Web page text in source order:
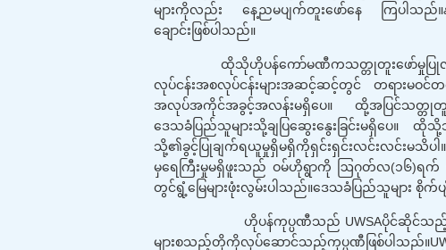
များကိုလည်း နေ့ညမပျက်တူးဖော်နေ ကြပါသည်။န
ချောင်းဖြစ်ပါသည်။
ထိုသိုဟိုပန်ကော်မဏီကသတ္တုတူးဖော်မှုပြုလုပ်န
လုပ်ငန်းအစလုပ်ငန်းများအဆင့်ဆင့်တွင် တရားမဝင်
အလုပ်အကိုင်အခွင့်အလန်းမရှိပေ။ ထို့အပြင်သတ္တုတူးဖ
ဒေသခံပြည်သူများသို့ချပြဆွေးနွေးခြင်းမရှိ
သို့၏ခွင့်ပြုချက်ရယူမှုရှိမရှိကိုရှင်းရှင်းလင်းလင်းမသိပါ
မှရေကြီးမှုမရှိဖူးသည် ဝမ်ဟိုရွာကို ဩဂုတ်လ(၁၆)ရက် ဝမ်
တွင်ရွံ့မြေများဖုံးလွမ်းပါသည်။ဒေသခံပြည်သူများ စို
ဟိုပန်ကုပ္ပဏီသည် UWSAပိုင်ဆိုင်သည့်ကုပ္ပဏီဖြ
များစသည့်တိုကိုလုပ်ဆောင်သည့်ကုပ္ပဏီဖြစ်ပါသည်။